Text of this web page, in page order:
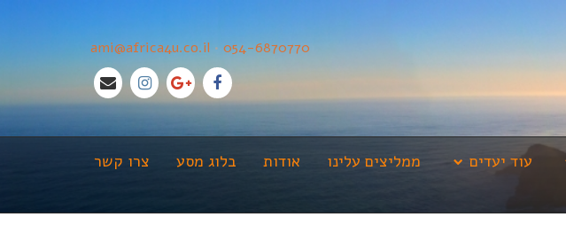
054-6870770
•
ami@africa4u.co.il
עוד יעדים ממליצים עלינו אודות בלוג מסע צרו קשר